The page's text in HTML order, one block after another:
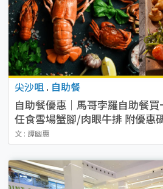
尖沙咀 . 自助餐
自助餐優惠｜馬哥孛羅自助餐
任食雪場蟹腳/肉眼牛排 附優惠
文 : 譚幽惠